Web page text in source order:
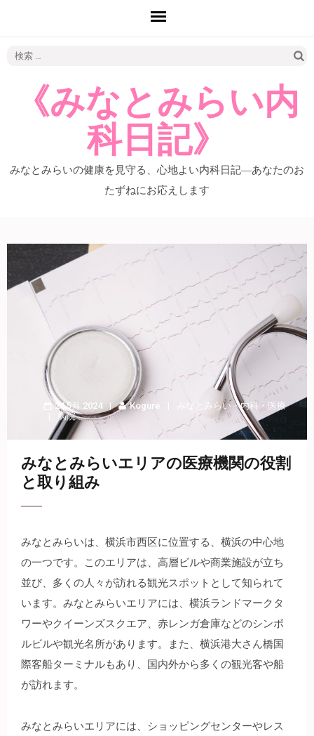
索:
《みなとみらい内
科日記》
みなとみらいの健康を見守る、心地よい内科日記―あなたのお
たずねにお応えします
24 5月 2024 Kogure みなとみらい ・内科 ・ 医療
病院
みなとみらいエリアの医療機関の役割
と取り組み
みなとみらいは、横浜市西区に位置する、横浜の中心地
の一つです。
このエリアは、高層ビルや商業施設が立ち
並び、多くの人々が訪れる観光スポットとして知られて
います。みなとみらいエリアには、横浜ランドマークタ
ワーやクイーンズスクエア、赤レンガ倉庫などのシンボ
ルビルや観光名所があります。また、横浜港大さん橋国
際客船ターミナルもあり、国内外から多くの観光客や船
が訪れます。
みなとみらいエリアには、ショッピングセンターやレス